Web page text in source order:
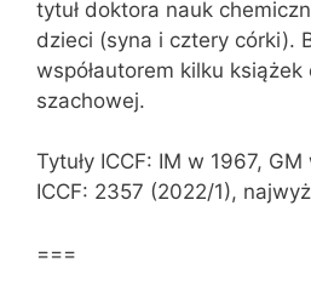
tytuł doktora nauk
dzieci (syna i cztery córki).
współautorem kilku
szachowej.
Tytuły ICCF: IM w 1967,
ICCF: 2357 (2022/1),
===